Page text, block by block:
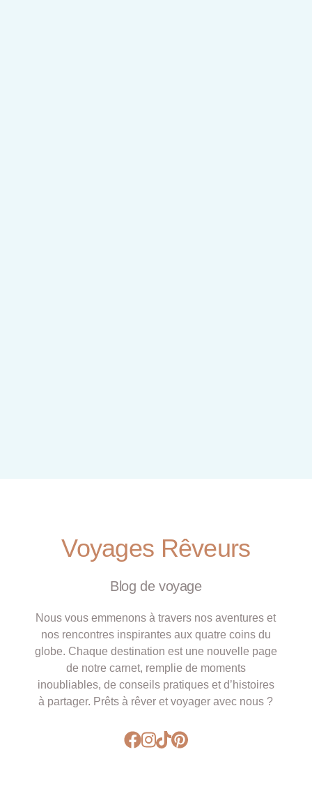
Voyages Rêveurs
Blog de voyage
Nous vous emmenons à travers nos aventures et
nos rencontres inspirantes aux quatre coins du
globe. Chaque destination est une nouvelle page
de notre carnet, remplie de moments
inoubliables, de conseils pratiques et d’histoires
à partager. Prêts à rêver et voyager avec nous ?